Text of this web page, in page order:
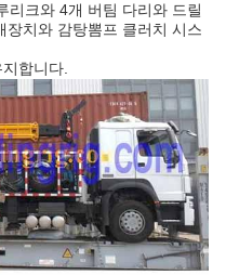
리크와 4개 버팀 다리와 드릴
장치와 감탕뽐프 클러치 시스
합니다.